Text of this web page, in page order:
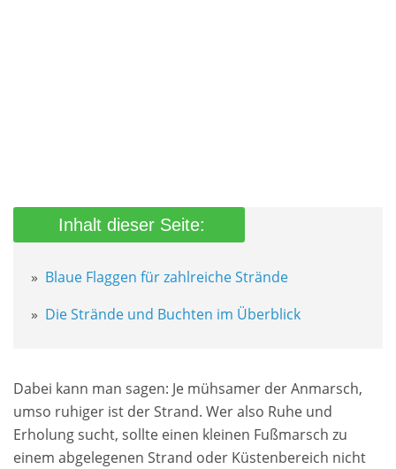
Blaue Flaggen für zahlreiche Strände
Die Strände und Buchten im Überblick
Dabei kann man sagen: Je mühsamer der Anmarsch,
umso ruhiger ist der Strand. Wer also Ruhe und
Erholung sucht, sollte einen kleinen Fußmarsch zu
einem abgelegenen Strand oder Küstenbereich nicht